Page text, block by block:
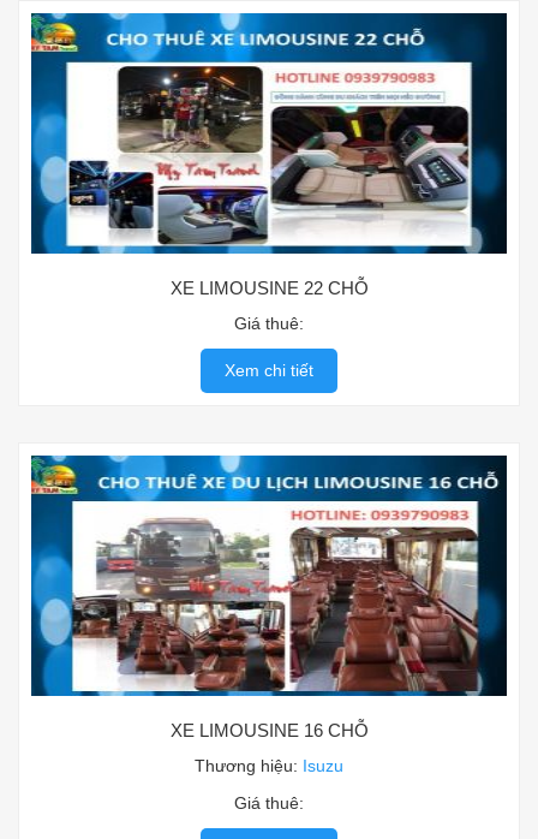
XE LIMOUSINE 22 CHỖ
Giá thuê:
Xem chi tiết
XE LIMOUSINE 16 CHỖ
Thương hiệu: Isuzu
Giá thuê: